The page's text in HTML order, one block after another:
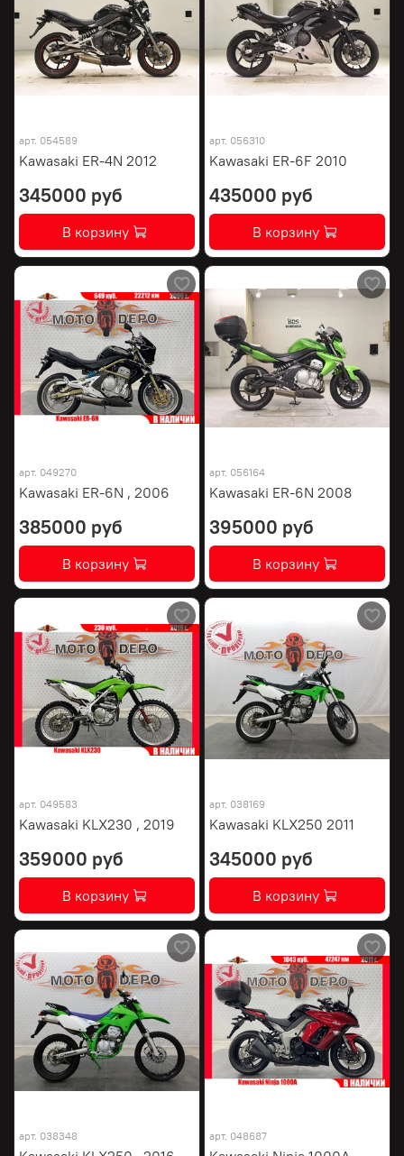
арт. 054589
Kawasaki ER-4N 2012
345000 руб
В корзину
арт. 056310
Kawasaki ER-6F 2010
435000 руб
В корзину
арт. 049270
Kawasaki ER-6N , 2006
385000 руб
В корзину
арт. 056164
Kawasaki ER-6N 2008
395000 руб
В корзину
арт. 049583
Kawasaki KLX230 , 2019
359000 руб
В корзину
арт. 038169
Kawasaki KLX250 2011
345000 руб
В корзину
арт. 038348 арт. 048687